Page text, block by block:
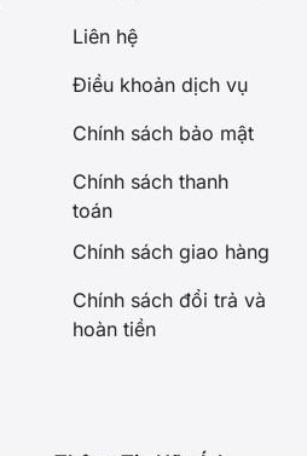
Liên hệ
Điều khoản dịch vụ
Chính sách bảo mật
Chính sách thanh
toán
Chính sách giao hàng
Chính sách đổi trả và
hoàn tiền